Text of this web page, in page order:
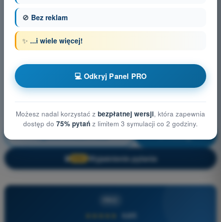
🔒 Wyjaśnienie pytania
4,6/5
🚫 Bez reklam
✨ ...i wiele więcej!
💻 Odkryj Panel PRO
Możesz nadal korzystać z bezpłatnej wersji, która zapewnia
dostęp do 75% pytań z limitem 3 symulacji co 2 godziny.